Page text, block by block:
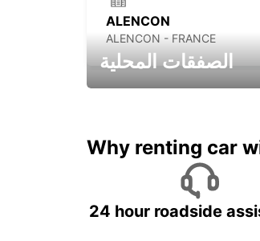
ALENCON
ALENCON - FRANCE
الصفقات المحلية
Why renting car
24 hour roadside